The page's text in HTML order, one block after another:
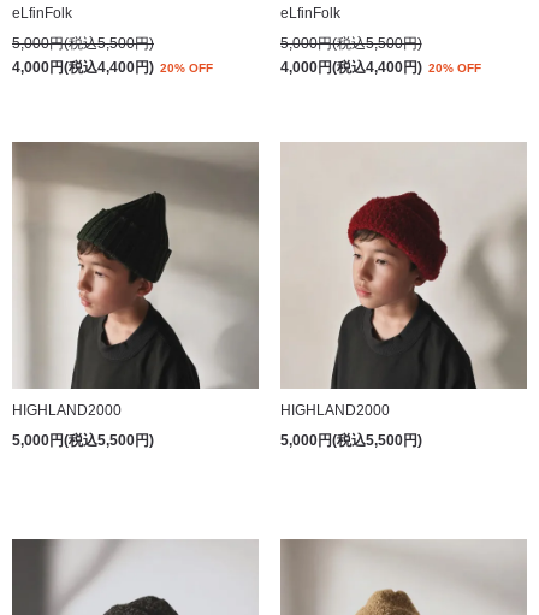
eLfinFolk
5,000円(税込5,500円)
4,000円(税込4,400円) 20% OFF
eLfinFolk
5,000円(税込5,500円)
4,000円(税込4,400円) 20% OFF
HIGHLAND2000
5,000円(税込5,500円)
HIGHLAND2000
5,000円(税込5,500円)